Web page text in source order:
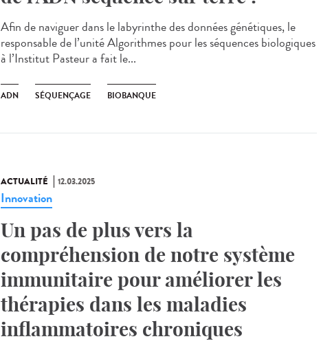
Afin de naviguer dans le labyrinthe des données génétiques, le
responsable de l’unité Algorithmes pour les séquences biologiques
à l’Institut Pasteur a fait le...
ADN SÉQUENÇAGE BIOBANQUE
ACTUALITÉ 12.03.2025
Innovation
Un pas de plus vers la
compréhension de notre système
immunitaire pour améliorer les
thérapies dans les maladies
inflammatoires chroniques